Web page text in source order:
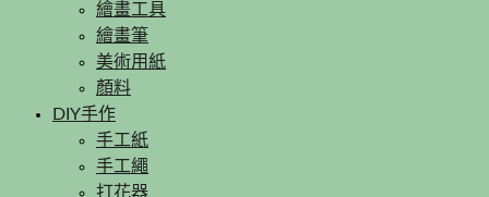
繪畫工具
繪畫筆
美術用紙
顏料
DIY手作
手工紙
手工繩
打花器